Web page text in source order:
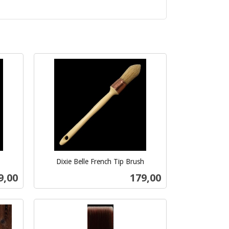
Dixie Belle French Tip Brush
Pris
179,00
Kjøp